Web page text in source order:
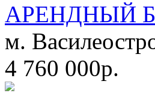
АРЕНДНЫЙ
м.
4 760 000р.